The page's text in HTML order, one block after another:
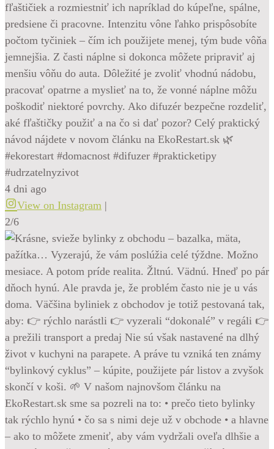
fľaštičiek a rozmiestniť ich napríklad do kúpeľne, spálne,
predsiene či pracovne. Intenzitu vône ľahko prispôsobíte
počtom tyčiniek – čím ich použijete menej, tým bude vôňa
jemnejšia. Z časti náplne si dokonca môžete pripraviť aj
menšiu vôňu do auta. Dôležité je zvoliť vhodnú nádobu,
pracovať opatrne a myslieť na to, že vonné náplne môžu
poškodiť niektoré povrchy. Ako difuzér bezpečne rozdeliť,
aké fľaštičky použiť a na čo si dať pozor? Celý praktický
návod nájdete v novom článku na EkoRestart.sk 🌿
#ekorestart #domacnost #difuzer #prakticketipy
#udrzatelnyzivot
4 dni ago
View on Instagram |
2/6